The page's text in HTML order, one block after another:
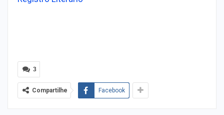
3
Compartilhe Facebook